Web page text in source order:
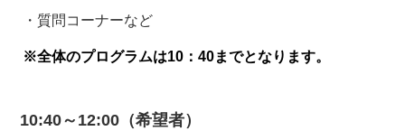
・質問コーナーなど
※全体のプログラムは10：40までとなります。
10:40～12:00（希望者）